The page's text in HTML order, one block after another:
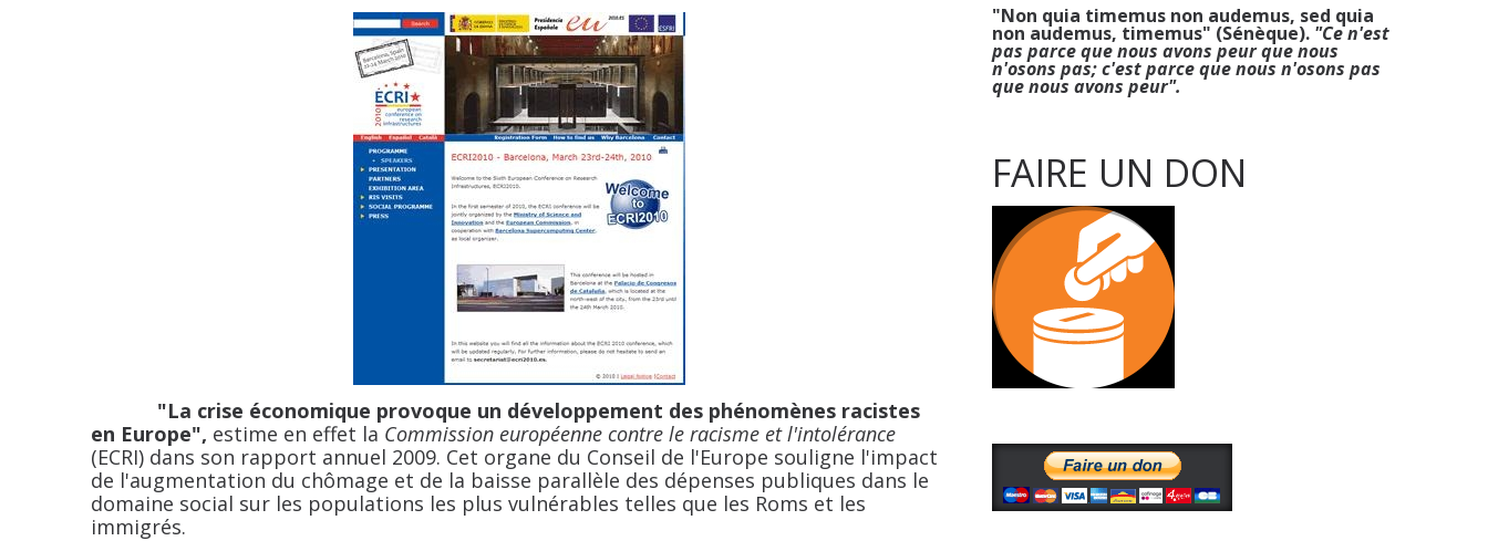
"La crise économique provoque un développement des phénomènes racistes
en Europe", estime en effet la Commission européenne contre le racisme et l'intolérance
(ECRI) dans son rapport annuel 2009. Cet organe du Conseil de l'Europe souligne l'impact
de l'augmentation du chômage et de la baisse parallèle des dépenses publiques dans le
domaine social sur les populations les plus vulnérables telles que les Roms et les
immigrés.
"Non quia timemus non audemus, sed quia
non audemus, timemus" (Sénèque). "Ce n'est
pas parce que nous avons peur que nous
n'osons pas; c'est parce que nous n'osons pas
que nous avons peur".
FAIRE UN DON